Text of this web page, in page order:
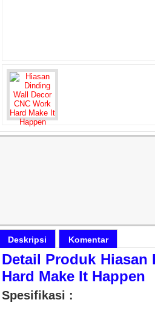
Deskripsi Komentar
Detail Produk Hiasan
Hard Make It Happen
Spesifikasi :